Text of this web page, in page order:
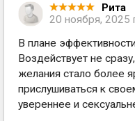
Рита
20 ноября, 2025
В плане
Воздействует не
желания стало более
прислушиваться к
увереннее и